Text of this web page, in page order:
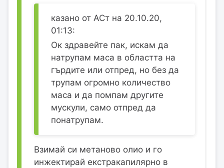
казано от АСт на 20.10.20,
01:13:
Ок здравейте пак, искам да
натрупам маса в областта на
гърдите или отпред, но без да
трупам огромно количество
маса и да помпам другите
мускули, само отпред да
понатрупам.
Взимай си метаново олио и го
инжектирай екстракапилярно в